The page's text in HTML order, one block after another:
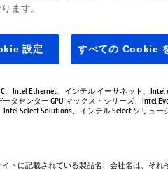
ゲーミングパソコン
Intel Ethernet、インテル イーサネット、
タセンター GPU マックス・シリーズ、Intel
Intel Select Solutions、インテル Select ソリ
トに記載されている製品名、会社名は、それ
ます。
設定 すべての Cookie